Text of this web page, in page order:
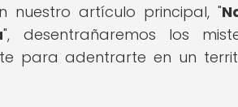
nuestro artículo principal, "
", desentrañaremos los
para adentrarte en un